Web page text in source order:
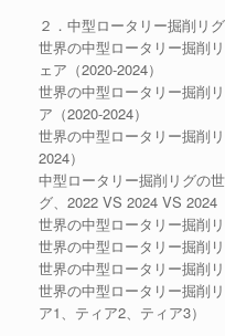
２．中型ロータリー掘削リ
世界の中型ロータリー掘削
ェア（2020-2024）
世界の中型ロータリー掘削
ア（2020-2024）
世界の中型ロータリー掘削
2024）
中型ロータリー掘削リグの
グ、2022 VS 2024 VS 2024
世界の中型ロータリー掘削
世界の中型ロータリー掘削
世界の中型ロータリー掘削
世界の中型ロータリー掘削
ア1、ティア2、ティア3）